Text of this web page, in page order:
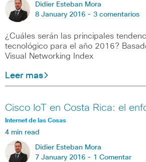
Didier Esteban Mora
8 January 2016 - 3 comentarios
¿Cuáles serán las principales
tecnológico para el año 2016?
Visual Networking Index
Leer mas
Cisco IoT en Costa Rica: el
Internet de las Cosas
4 min read
Didier Esteban Mora
7 January 2016 - 1 Comentar